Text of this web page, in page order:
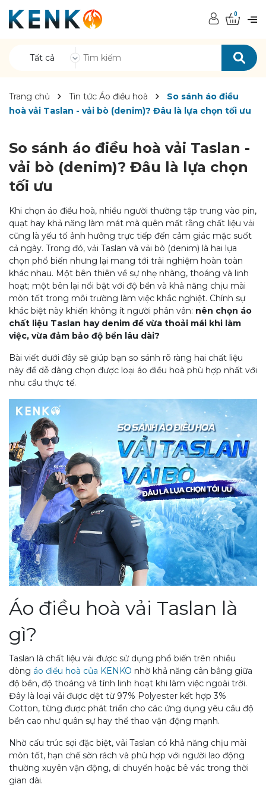
Tất cả
0
Trang chủ Tin tức Áo điều hoà
So sánh áo điều
hoà vải Taslan - vải bò (denim)? Đâu là lựa chọn tối ưu
So sánh áo điều hoà vải Taslan -
vải bò (denim)? Đâu là lựa chọn
tối ưu
Khi chọn áo điều hoà, nhiều người thường tập trung vào pin,
quạt hay khả năng làm mát mà quên mất rằng chất liệu vải
cũng là yếu tố ảnh hưởng trực tiếp đến cảm giác mặc suốt
cả ngày. Trong đó, vải Taslan và vải bò (denim) là hai lựa
chọn phổ biến nhưng lại mang tới trải nghiệm hoàn toàn
khác nhau. Một bên thiên về sự nhẹ nhàng, thoáng và linh
hoạt; một bên lại nổi bật với độ bền và khả năng chịu mài
mòn tốt trong môi trường làm việc khắc nghiệt. Chính sự
khác biệt này khiến không ít người phân vân: nên chọn áo
chất liệu Taslan hay denim để vừa thoải mái khi làm
việc, vừa đảm bảo độ bền lâu dài?
Bài viết dưới đây sẽ giúp bạn so sánh rõ ràng hai chất liệu
này để dễ dàng chọn được loại áo điều hoà phù hợp nhất với
nhu cầu thực tế.
Áo điều hoà vải Taslan là
gì?
Taslan là chất liệu vải được sử dụng phổ biến trên nhiều
dòng áo điều hoà của KENKO nhờ khả năng cân bằng giữa
độ bền, độ thoáng và tính linh hoạt khi làm việc ngoài trời.
Đây là loại vải được dệt từ 97% Polyester kết hợp 3%
Cotton, từng được phát triển cho các ứng dụng yêu cầu độ
bền cao như quân sự hay thể thao vận động mạnh.
Nhờ cấu trúc sợi đặc biệt, vải Taslan có khả năng chịu mài
mòn tốt, hạn chế sờn rách và phù hợp với người lao động
thường xuyên vận động, di chuyển hoặc bê vác trong thời
gian dài.